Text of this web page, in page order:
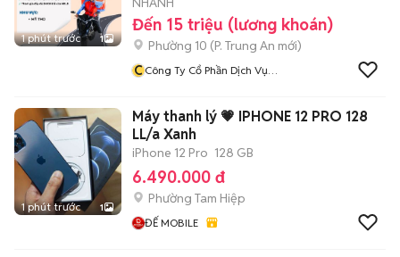
1 phút trước 1
Đến 15 triệu (lương khoán)
Phường 10 (P. Trung An mới)
CCông Ty Cổ Phần Dịch Vụ
1 phút trước 1
Máy thanh lý 💗 IPHONE 12 PRO 128
LL/a Xanh
iPhone 12 Pro 128 GB
6.490.000 đ
Phường Tam Hiệp
ĐẾ MOBILE